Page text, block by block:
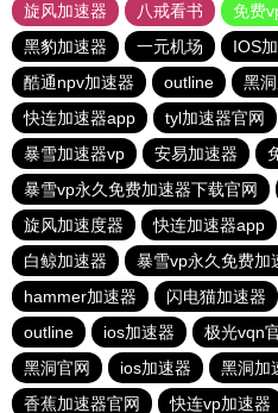
旋风加速器
八戒看书
免费
黑豹加速器
一元机场 IOS
酷通npv加速器
outline 黑
快连加速器app
tyl加速器官网
暴雪加速器vp
安易加速器
暴雪vp永久免费加速器下载官网
旋风加速度器
快连加速器app
白鲸加速器
暴雪vp永久免费加
hammer加速器
闪电猫加速器
outline
ios加速器 极光vqn
黑洞官网
ios加速器 黑洞加
香蕉加速器官网
快连vp加速器